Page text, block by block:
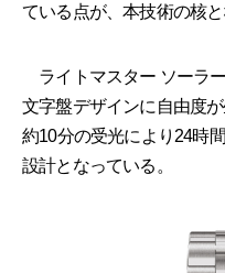
ている点が、本技術の核と
ライトマスター ソーラ
文字盤デザインに自由度
約10分の受光により24時
設計となっている。